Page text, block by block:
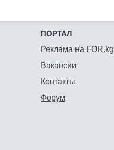
ПОРТАЛ
Реклама на FOR.kg
Вакансии
Контакты
Форум